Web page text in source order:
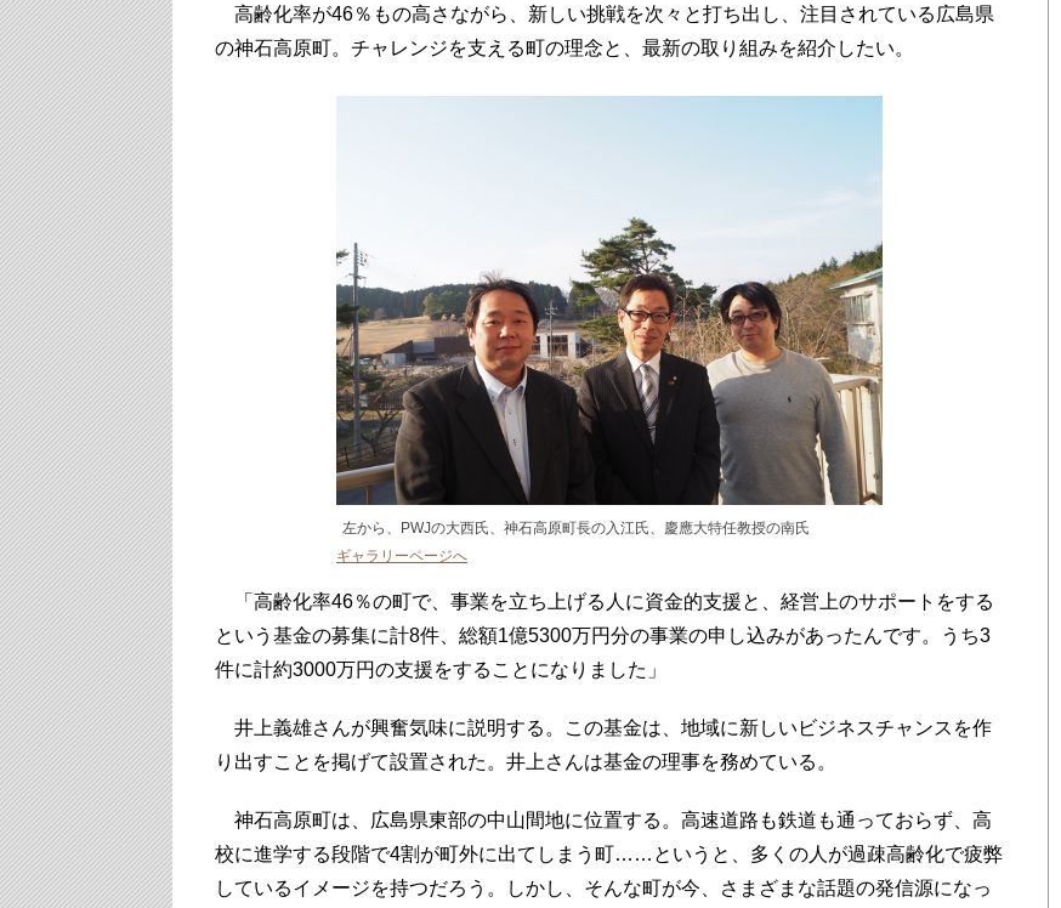
高齢化率が46％もの高さながら、新しい挑戦を次々と打ち出し、注目されている広島県
の神石高原町。チャレンジを支える町の理念と、最新の取り組みを紹介したい。
左から、PWJの大西氏、神石高原町長の入江氏、慶應大特任教授の南氏
ギャラリーページへ
「高齢化率46％の町で、事業を立ち上げる人に資金的支援と、経営上のサポートをする
という基金の募集に計8件、総額1億5300万円分の事業の申し込みがあったんです。うち3
件に計約3000万円の支援をすることになりました」
井上義雄さんが興奮気味に説明する。この基金は、地域に新しいビジネスチャンスを作
り出すことを掲げて設置された。井上さんは基金の理事を務めている。
神石高原町は、広島県東部の中山間地に位置する。高速道路も鉄道も通っておらず、高
校に進学する段階で4割が町外に出てしまう町……というと、多くの人が過疎高齢化で疲弊
しているイメージを持つだろう。しかし、そんな町が今、さまざまな話題の発信源になっ